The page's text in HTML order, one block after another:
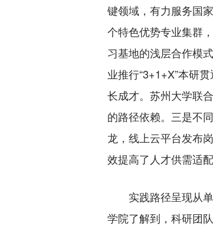
键领域，有力服务国
个特色优势专业集群
习基地的浅层合作模
业推行“3+1+X”本研
长成才。苏州大学联
的路径依赖。三是不
龙，线上云平台发布
效提高了人才供需适配
实践路径呈现从单
学院了解到，科研团